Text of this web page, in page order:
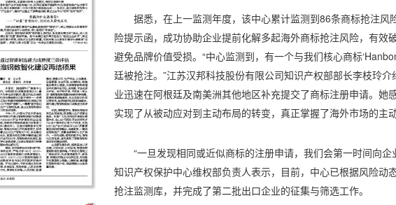
据悉，在上一监测年度，该中心累计监测到86条商标抢注风
险提示函，成功协助企业提前化解多起海外商标抢注风险，有效
避免品牌价值受损。“中心监测到，有一个与我们核心商标
廷被抢注。”江苏汉邦科技股份有限公司知识产权部部长李枝玲
业迅速在阿根廷及南美洲其他地区补充提交了商标注册申请。她
实现了从被动应对到主动布局的转变，真正掌握了海外市场的主
“一旦发现相同或近似商标的注册申请，我们会第一时间向企
知识产权保护中心维权部负责人表示，目前，中心已根据风险动
抢注监测库，并完成了第二批出口企业的征集与筛选工作。